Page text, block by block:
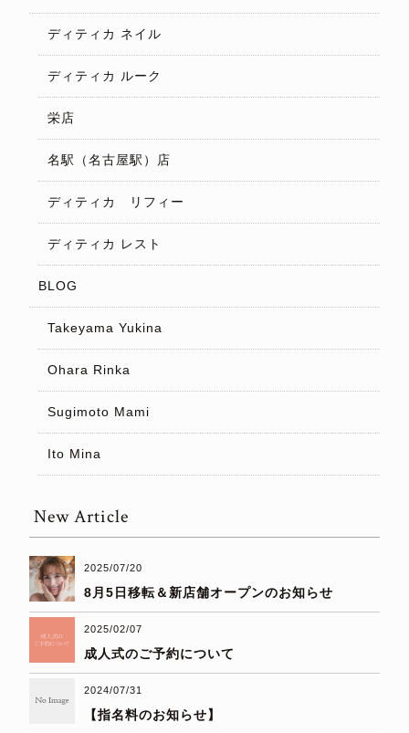
ディティカ ネイル
ディティカ ルーク
栄店
名駅（名古屋駅）店
ディティカ リフィー
ディティカ レスト
BLOG
Takeyama Yukina
Ohara Rinka
Sugimoto Mami
Ito Mina
New Article
2025/07/20
8月5日移転＆新店舗オープンのお知らせ
2025/02/07
成人式のご予約について
2024/07/31
【指名料のお知らせ】